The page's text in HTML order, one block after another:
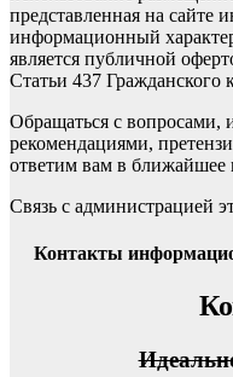
представленная на сайте
информационный
является публичной
Статьи 437 Гражданского
Обращаться с
рекомендациями,
ответим вам в ближайшее
Связь с администрацией
Контакты